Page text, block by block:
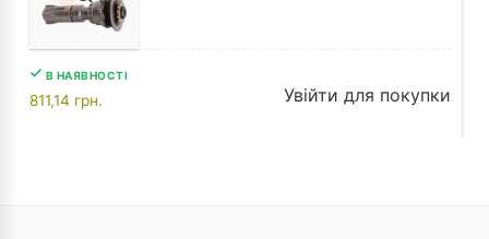
В НАЯВНОСТІ
811,14 грн. Увійти для покупки